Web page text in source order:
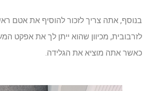
בנוסף, אתה צריך לזכור להוסיף את אטם
לזרבובית, מכיוון שהוא ייתן לך את אפקט
כאשר אתה מוציא את הגלידה.